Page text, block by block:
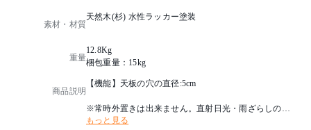
素材・材質
天然木(杉) 水性ラッカー塗装
重量
12.8Kg
梱包重量：15kg
商品説明
【機能】天板の穴の直径:5cm
※常時外置きは出来ません。直射日光・雨ざらしの環
境下では劣化が早まりますので、屋根付きのテラス等
もっと見る